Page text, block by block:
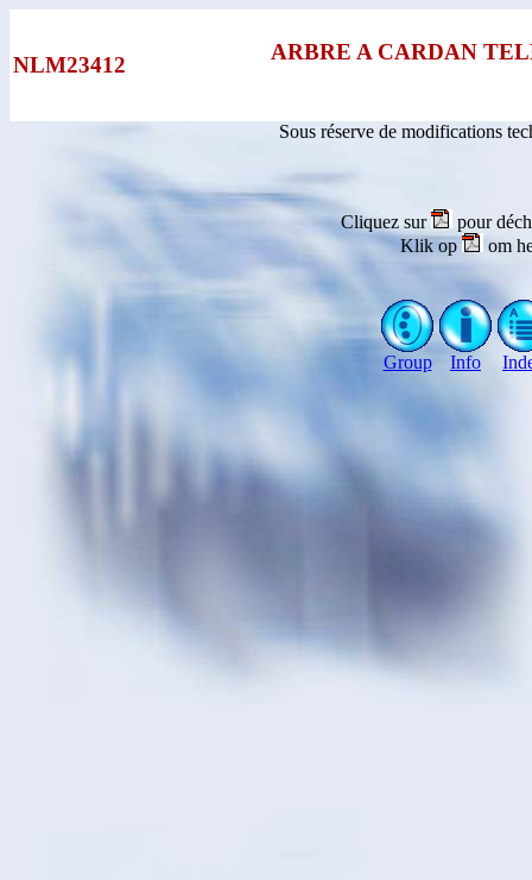
NLM23412
ARBRE A CARDAN
Sous réserve de modifications
Cliquez sur
pour
Klik op
om
Group Info